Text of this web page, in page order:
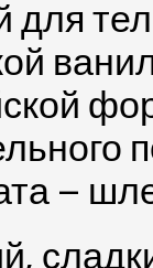
для
–